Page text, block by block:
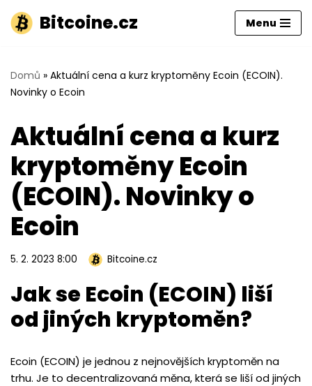
Přeskočit
obsah
Bitcoine.cz Menu
Domů » Aktuální cena a kurz kryptoměny Ecoin (ECOIN).
Novinky o Ecoin
Aktuální cena a kurz
kryptoměny Ecoin
(ECOIN). Novinky o
Ecoin
5. 2. 2023 8:00 Bitcoine.cz
Jak se Ecoin (ECOIN) liší
od jiných kryptoměn?
Ecoin (ECOIN) je jednou z nejnovějších kryptoměn na
trhu. Je to decentralizovaná měna, která se liší od jiných